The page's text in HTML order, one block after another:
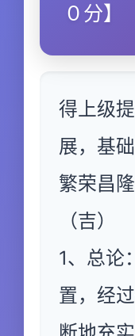
０分】
得上级
展，基
繁荣昌
（吉）
1、总论
置，经